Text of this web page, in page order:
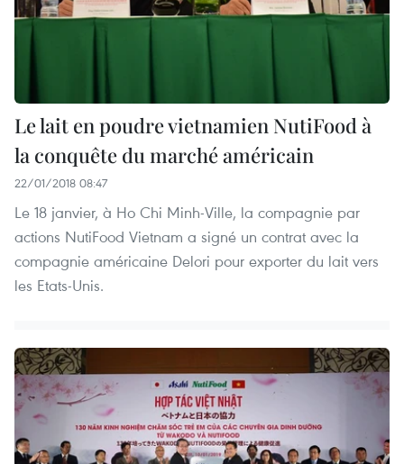
Le lait en poudre vietnamien NutiFood à
la conquête du marché américain
22/01/2018 08:47
Le 18 janvier, à Ho Chi Minh-Ville, la compagnie par
actions NutiFood Vietnam a signé un contrat avec la
compagnie américaine Delori pour exporter du lait vers
les Etats-Unis.